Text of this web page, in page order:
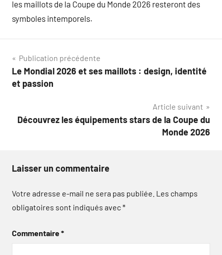
les maillots de la Coupe du Monde 2026 resteront des
symboles intemporels.
Navigation
de
Publication précédente
Le Mondial 2026 et ses maillots : design, identité
et passion
Article suivant
Découvrez les équipements stars de la Coupe du
Monde 2026
Laisser un commentaire
Votre adresse e-mail ne sera pas publiée. Les champs
obligatoires sont indiqués avec*
Commentaire*